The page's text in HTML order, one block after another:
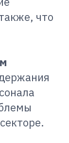
что